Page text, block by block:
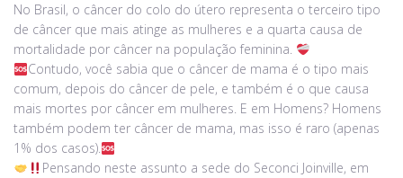
No Brasil, o câncer do colo do útero representa o terceiro tipo
de câncer que mais atinge as mulheres e a quarta causa de
mortalidade por câncer na população feminina.
Contudo, você sabia que o câncer de mama é o tipo mais
comum, depois do câncer de pele, e também é o que causa
mais mortes por câncer em mulheres. E em Homens? Homens
também podem ter câncer de mama, mas isso é raro (apenas
1% dos casos).
Pensando neste assunto a sede do Seconci Joinville, em